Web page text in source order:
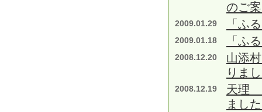
のご
2009.01.29 「ふ
2009.01.18 「ふ
2008.12.20
山添
りま
2008.12.19
天理
まし